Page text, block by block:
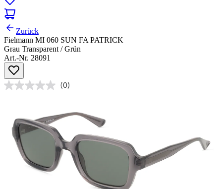
Zurück
Fielmann MI 060 SUN FA PATRICK
Grau Transparent / Grün
Art.-Nr. 28091
(0)